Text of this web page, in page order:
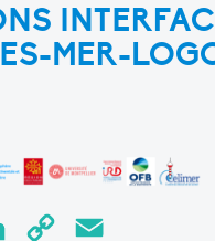
MER-
LinkedInCopy